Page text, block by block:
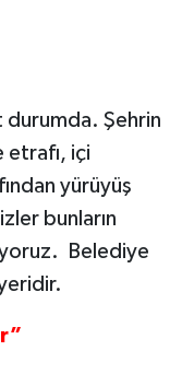
Şehrin
içi
yürüyüş
bunların
Belediye